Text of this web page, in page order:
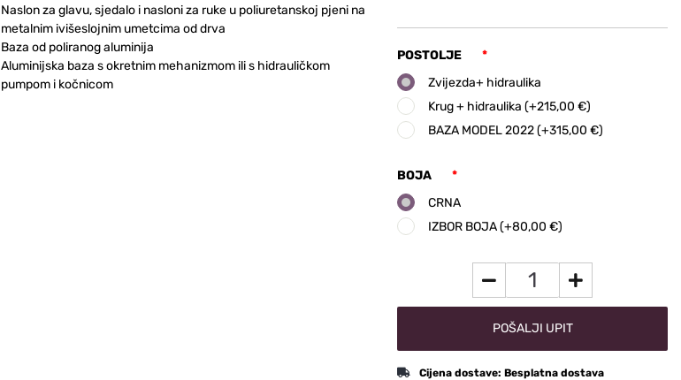
Naslon za glavu, sjedalo i nasloni za ruke u poliuretanskoj pjeni na
metalnim ivišeslojnim umetcima od drva
Baza od poliranog aluminija
Aluminijska baza s okretnim mehanizmom ili s hidrauličkom
pumpom i kočnicom
POSTOLJE
*
Zvijezda+ hidraulika
Krug + hidraulika (+215,00 €)
BAZA MODEL 2022 (+315,00 €)
BOJA
*
CRNA
IZBOR BOJA (+80,00 €)
POŠALJI UPIT
Cijena dostave: Besplatna dostava